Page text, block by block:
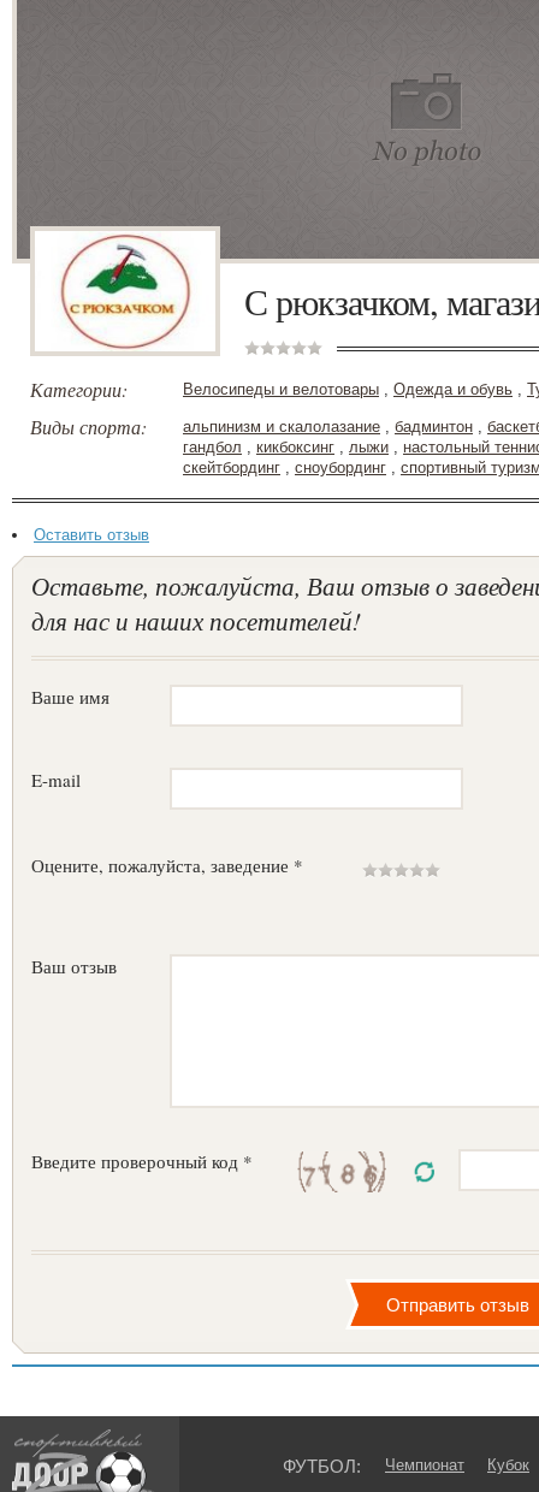
С рюкзачком,
Категории: Велосипеды и велотовары , Одежда и обувь ,
Виды спорта: альпинизм и скалолазание , бадминтон ,
гандбол , кикбоксинг , лыжи , настольный
скейтбординг , сноубординг , спортивный
Оставить отзыв
Оставьте, пожалуйста, Ваш отзыв о
для нас и наших посетителей!
Ваше имя
E-mail
Оцените, пожалуйста, заведение *
Ваш отзыв
Введите проверочный код *
ФУТБОЛ: Чемпионат Кубок